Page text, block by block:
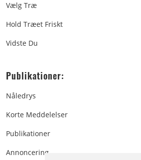
Vælg Træ
Hold Træet Friskt
Vidste Du
Publikationer:
Nåledrys
Korte Meddelelser
Publikationer
Annoncering